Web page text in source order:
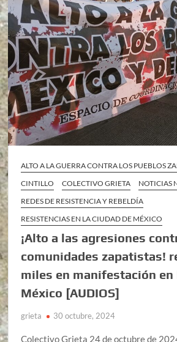
ALTO A LA GUERRA CONTRA LOS PUEBLOS
CINTILLO
COLECTIVO GRIETA
NOTICIAS
REDES DE RESISTENCIA Y REBELDÍA
RESISTENCIAS EN LA CIUDAD DE MÉXICO
¡Alto a las agresiones
comunidades zapatistas!
miles en manifestación en
México [AUDIOS]
grieta 30 octubre, 2024
Colectivo Grieta 24 de octubre de